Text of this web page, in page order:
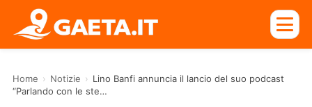
Home › Notizie › Lino Banfi annuncia il lancio del suo podcast
“Parlando con le ste…